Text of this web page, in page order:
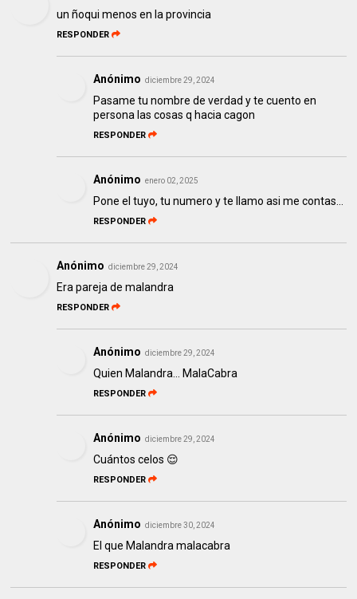
un ñoqui menos en la provincia
RESPONDER
Anónimo diciembre 29, 2024
Pasame tu nombre de verdad y te cuento en
persona las cosas q hacia cagon
RESPONDER
Anónimo enero 02, 2025
Pone el tuyo, tu numero y te llamo asi me contas...
RESPONDER
Anónimo diciembre 29, 2024
Era pareja de malandra
RESPONDER
Anónimo diciembre 29, 2024
Quien Malandra... MalaCabra
RESPONDER
Anónimo diciembre 29, 2024
Cuántos celos 😌
RESPONDER
Anónimo diciembre 30, 2024
El que Malandra malacabra
RESPONDER